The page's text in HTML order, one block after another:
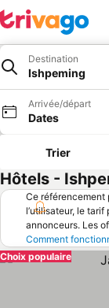
Destination
Ishpeming
Arrivée/départ
Dates
Trier
Hôtels -
Ce référencement
l’utilisateur, le
annonceurs. Les
Comment
Choix populaire